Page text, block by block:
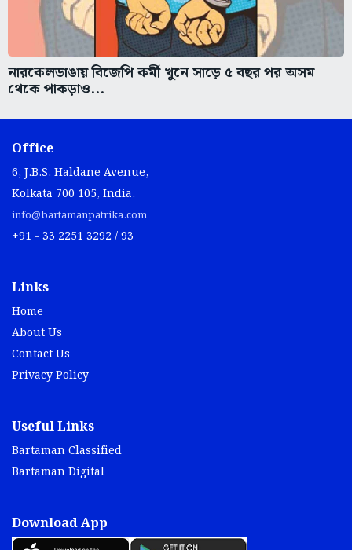
নারকেলডাঙায় বিজেপি কর্মী খুনে সাড়ে ৫ বছর পর অসম
থেকে পাকড়াও...
Office
6, J.B.S. Haldane Avenue,
Kolkata 700 105, India.
info@bartamanpatrika.com
+91 - 33 2251 3292 / 93
Links
Home
About Us
Contact Us
Privacy Policy
Useful Links
Bartaman Classified
Bartaman Digital
Download App